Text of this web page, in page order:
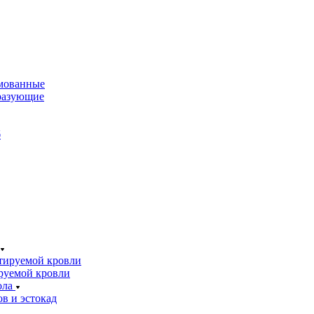
кровли
кровли
и эстокад